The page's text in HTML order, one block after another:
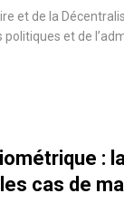
et de la
et de
: la
cas de